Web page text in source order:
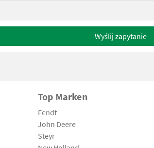
Wyślij zapytanie
Top Marken
Fendt
John Deere
Steyr